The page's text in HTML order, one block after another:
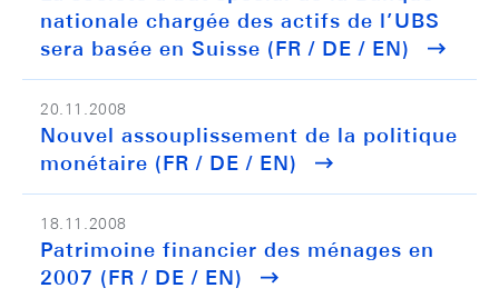
nationale chargée des actifs de l’UBS
sera basée en Suisse (FR / DE / EN)
20.11.2008
Nouvel assouplissement de la politique
monétaire (FR / DE / EN)
18.11.2008
Patrimoine financier des ménages en
2007 (FR / DE / EN)